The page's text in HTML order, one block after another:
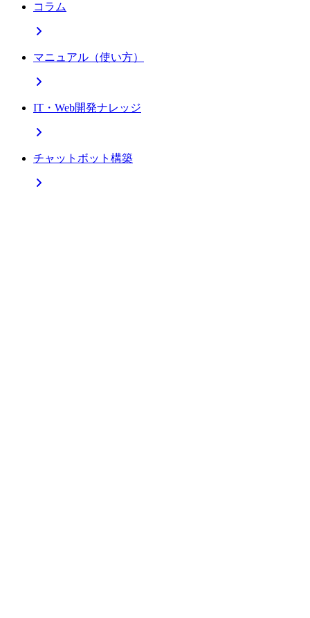
コラム
マニュアル（使い方）
IT・Web開発ナレッジ
チャットボット構築